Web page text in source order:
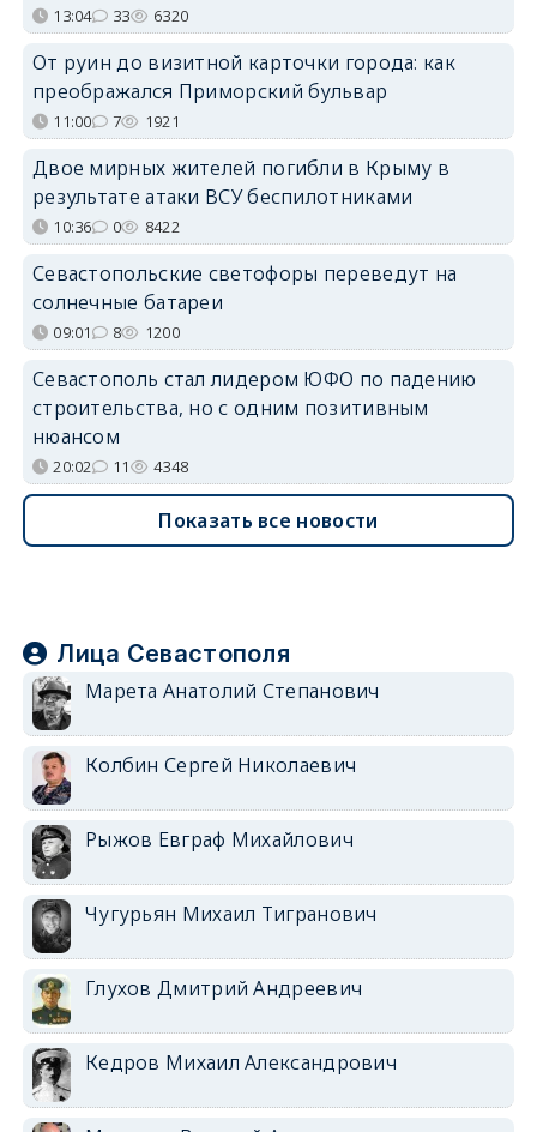
13:04 33 6320
От руин до визитной карточки города: как
преображался Приморский бульвар
11:00 7 1921
Двое мирных жителей погибли в Крыму в
результате атаки ВСУ беспилотниками
10:36 0 8422
Севастопольские светофоры переведут на
солнечные батареи
09:01 8 1200
Севастополь стал лидером ЮФО по падению
строительства, но с одним позитивным
нюансом
20:02 11 4348
Показать все новости
Лица Севастополя
Марета Анатолий Степанович
Колбин Сергей Николаевич
Рыжов Евграф Михайлович
Чугурьян Михаил Тигранович
Глухов Дмитрий Андреевич
Кедров Михаил Александрович